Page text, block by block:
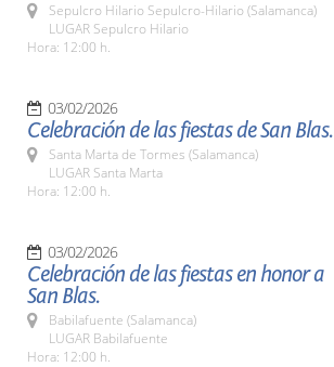
Sepulcro Hilario Sepulcro-Hilario (Salamanca)
LUGAR Sepulcro Hilario
Hora: 12:00 h.
03/02/2026
Celebración de las fiestas de San Blas.
Santa Marta de Tormes (Salamanca)
LUGAR Santa Marta
Hora: 12:00 h.
03/02/2026
Celebración de las fiestas en honor a
San Blas.
Babilafuente (Salamanca)
LUGAR Babilafuente
Hora: 12:00 h.